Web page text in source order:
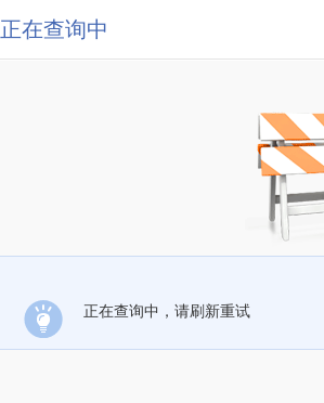
正在查询中
正在查询中，请刷新重试